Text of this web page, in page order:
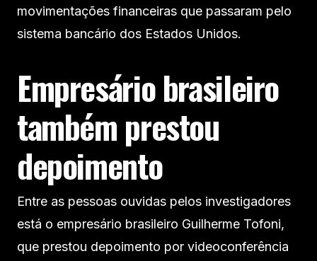
movimentações financeiras que passaram pelo
sistema bancário dos Estados Unidos.
Empresário brasileiro
também prestou
depoimento
Entre as pessoas ouvidas pelos investigadores
está o empresário brasileiro Guilherme Tofoni,
que prestou depoimento por videoconferência